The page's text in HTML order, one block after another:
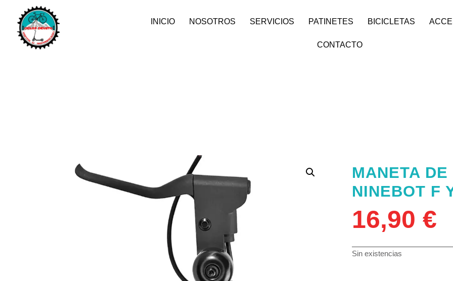
INICIO NOSOTROS SERVICIOS PATINETES BICICLETAS
CONTACTO
MANETA
NINEBOT F
16,90 €
Sin existencias